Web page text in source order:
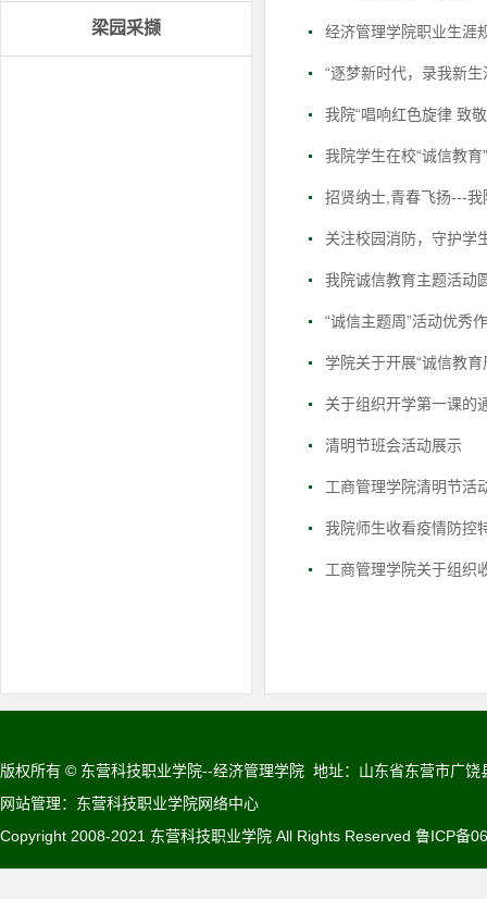
梁园采撷 经济管理学院职业生涯
“逐梦新时代，录我新
我院“唱响红色旋律 致
我院学生在校“诚信教
招贤纳士,青春飞扬---
关注校园消防，守护学
我院诚信教育主题活动
“诚信主题周”活动优秀
学院关于开展“诚信教育
关于组织开学第一课的
清明节班会活动展示
工商管理学院清明节活
我院师生收看疫情防控
工商管理学院关于组织
版权所有 © 东营科技职业学院--经济管理学院 地址：山东省东营市广
网站管理：东营科技职业学院网络中心
Copyright 2008-2021 东营科技职业学院 All Rights Reserved 鲁ICP备